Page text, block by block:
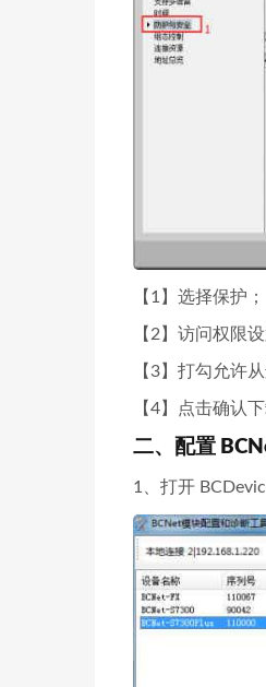
【1】选择保护；
【2】访问权限
【3】打勾允许
【4】点击确认下
二、配置
1、打开